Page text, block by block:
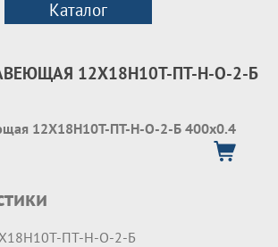
Каталог
12Х18Н10Т-ПТ-Н-О-2-Б
12Х18Н10Т-ПТ-Н-О-2-Б 400х0.4
ПТ-Н-О-2-Б